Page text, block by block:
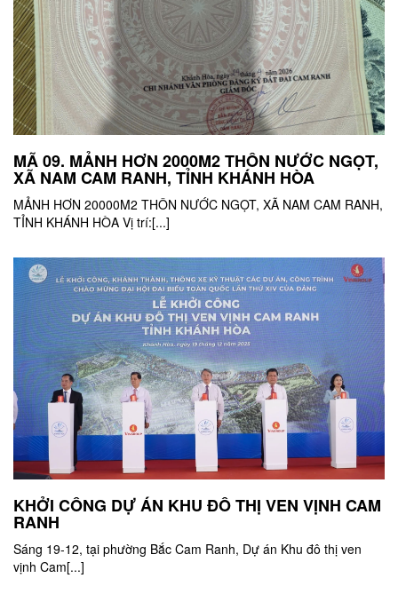
MÃ 09. MẢNH HƠN 2000M2 THÔN NƯỚC NGỌT,
XÃ NAM CAM RANH, TỈNH KHÁNH HÒA
MẢNH HƠN 20000M2 THÔN NƯỚC NGỌT, XÃ NAM CAM RANH,
TỈNH KHÁNH HÒA Vị trí:[...]
KHỞI CÔNG DỰ ÁN KHU ĐÔ THỊ VEN VỊNH CAM
RANH
Sáng 19-12, tại phường Bắc Cam Ranh, Dự án Khu đô thị ven
vịnh Cam[...]